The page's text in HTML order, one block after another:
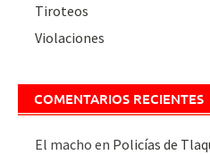
Tiroteos
Violaciones
COMENTARIOS RECIENTES
El macho en Policías de